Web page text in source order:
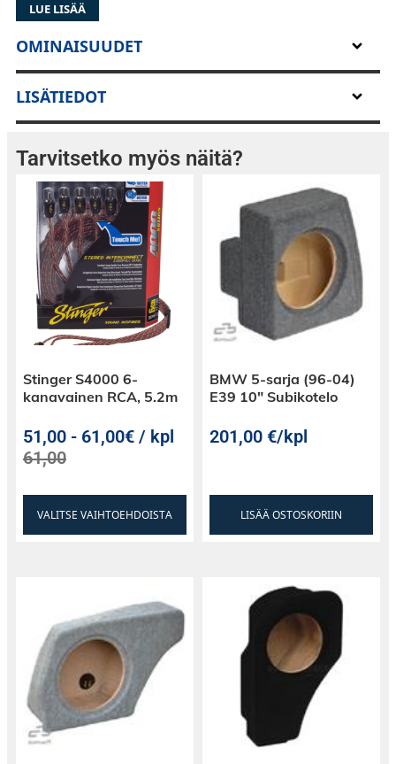
Tällä sarjalla saat asennettua autoosi 2-DIN
soittimen. Sarja sisältää myös
rattikaukosäädinadapterin, jolla autosi
alkuperäiset rattipainikkeet toimivat
jälkiasennussoittimen kanssa (varmista tämä
toiminto soittimesi ominaisuuksista).
LUE LISÄÄ
OMINAISUUDET
LISÄTIEDOT
Tarvitsetko myös näitä?
Stinger S4000 6-
kanavainen RCA, 5.2m
51,00 - 61,00€ / kpl
61,00
VALITSE VAIHTOEHDOISTA
BMW 5-sarja (96-04)
E39 10″ Subikotelo
201,00€/kpl
LISÄÄ OSTOSKORIIN